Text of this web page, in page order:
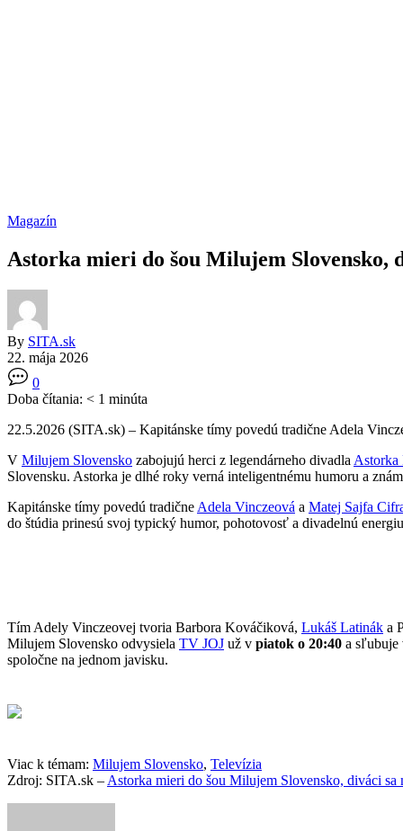
Magazín
Astorka mieri do šou Milujem Slovensko,
By SITA.sk
22. mája 2026
0
Doba čítania: < 1 minúta
22.5.2026 (SITA.sk) – Kapitánske tímy povedú tradične Adela
V Milujem Slovensko zabojujú herci z legendárneho divadla Astorka
Slovensku. Astorka je dlhé roky verná inteligentnému humoru a
Kapitánske tímy povedú tradične Adela Vinczeová a Matej Sajfa
do štúdia prinesú svoj typický humor, pohotovosť a divadelnú
Tím Adely Vinczeovej tvoria Barbora Kováčiková, Lukáš Latinák a
Milujem Slovensko odvysiela TV JOJ už v piatok o 20:40 a sľubuje
spoločne na jednom javisku.
Viac k témam: Milujem Slovensko, Televízia
Zdroj: SITA.sk – Astorka mieri do šou Milujem Slovensko, diváci